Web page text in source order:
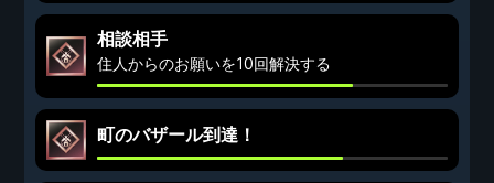
相談相手
住人からのお願いを10回解決する
町のバザール到達！